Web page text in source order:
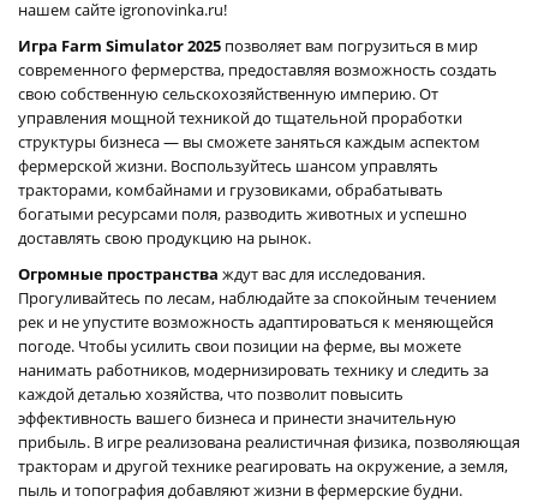
нашем сайте igronovinka.ru!
Игра Farm Simulator 2025 позволяет вам погрузиться в мир
современного фермерства, предоставляя возможность создать
свою собственную сельскохозяйственную империю. От
управления мощной техникой до тщательной проработки
структуры бизнеса — вы сможете заняться каждым аспектом
фермерской жизни. Воспользуйтесь шансом управлять
тракторами, комбайнами и грузовиками, обрабатывать
богатыми ресурсами поля, разводить животных и успешно
доставлять свою продукцию на рынок.
Огромные пространства ждут вас для исследования.
Прогуливайтесь по лесам, наблюдайте за спокойным течением
рек и не упустите возможность адаптироваться к меняющейся
погоде. Чтобы усилить свои позиции на ферме, вы можете
нанимать работников, модернизировать технику и следить за
каждой деталью хозяйства, что позволит повысить
эффективность вашего бизнеса и принести значительную
прибыль. В игре реализована реалистичная физика, позволяющая
тракторам и другой технике реагировать на окружение, а земля,
пыль и топография добавляют жизни в фермерские будни.